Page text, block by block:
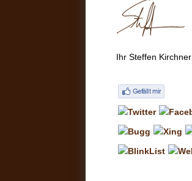
Ihr Steffen Kirchner